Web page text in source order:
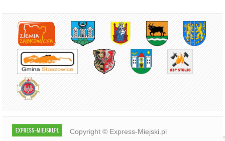
Copyright © Express-Miejski.pl